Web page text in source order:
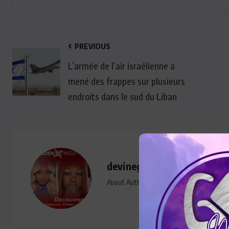
PREVIOUS
L’armée de l’air israélienne a
mené des frappes sur plusieurs
endroits dans le sud du Liban
About Author